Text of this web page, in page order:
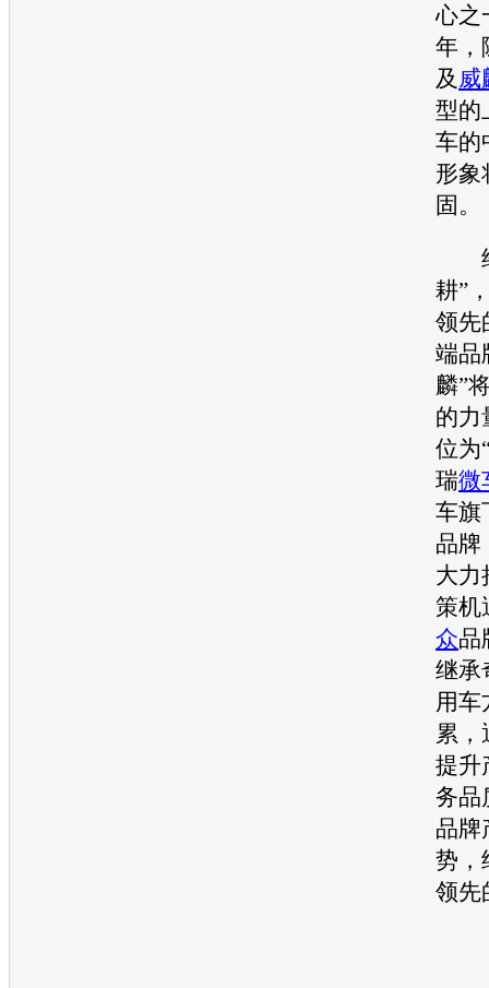
心之
年，
及 威
型的
车的
形象
固。
经
耕”
领先
端品
麟”
的力
位为
瑞微
车旗
品牌
大力
策机
众品
继承
用车
累，
提升
务品
品牌
势，
领先